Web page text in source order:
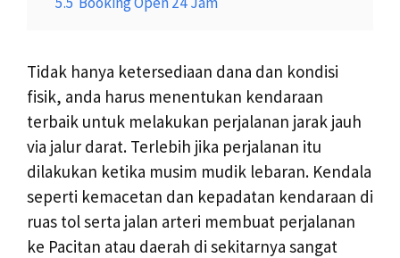
Tidak hanya ketersediaan dana dan kondisi
fisik, anda harus menentukan kendaraan
terbaik untuk melakukan perjalanan jarak jauh
via jalur darat. Terlebih jika perjalanan itu
dilakukan ketika musim mudik lebaran. Kendala
seperti kemacetan dan kepadatan kendaraan di
ruas tol serta jalan arteri membuat perjalanan
ke Pacitan atau daerah di sekitarnya sangat